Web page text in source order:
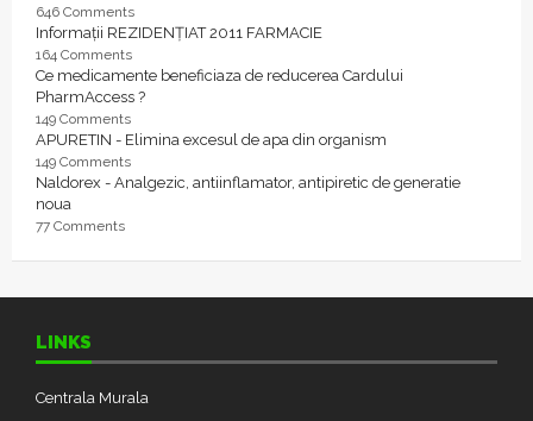
646 Comments
Informații REZIDENȚIAT 2011 FARMACIE
164 Comments
Ce medicamente beneficiaza de reducerea Cardului
PharmAccess ?
149 Comments
APURETIN - Elimina excesul de apa din organism
149 Comments
Naldorex - Analgezic, antiinflamator, antipiretic de generatie
noua
77 Comments
LINKS
Centrala Murala